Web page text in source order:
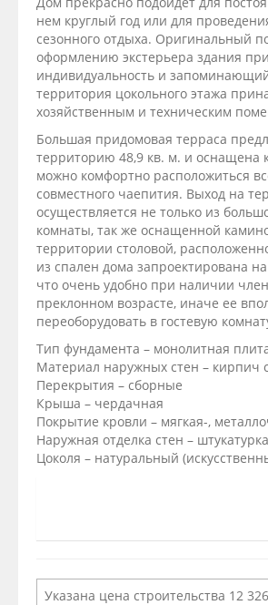
нем круглый год или для
сезонного отдыха. Оригинальный
оформлению экстерьера здания
индивидуальность и
территория цокольного этажа
хозяйственным и техническим
Большая придомовая терраса
территорию 48,9 кв. м. и оснащена
можно комфортно расположиться
совместного чаепития. Выход на
осуществляется не только из
комнаты, так же оснащенной
территории столовой,
из спален дома запроектирована
что очень удобно при наличии
преклонном возрасте, иначе ее
переоборудовать в гостевую
Тип фундамента – монолитная
Материал наружных стен – кирпич
Перекрытия – сборные
Крыша – чердачная
Покрытие кровли – мягкая-,
Наружная отделка стен – штукатурка
Цоколя – натуральный
Указана цена строительства 12